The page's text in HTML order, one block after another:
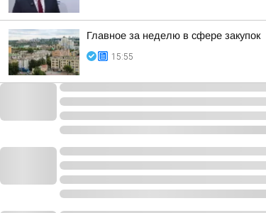
Главное за неделю в сфере закупок
15:55